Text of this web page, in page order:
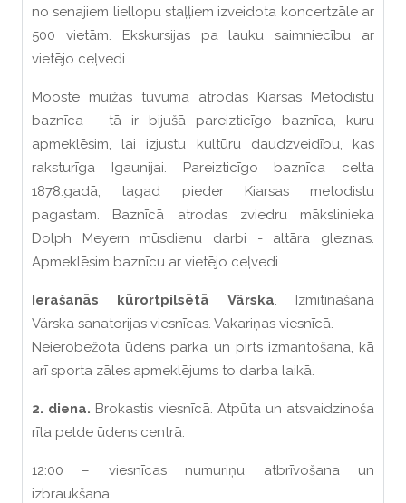
no senajiem liellopu staļļiem izveidota koncertzāle ar
500 vietām. Ekskursijas pa lauku saimniecību ar
vietējo ceļvedi.
Mooste muižas tuvumā atrodas Kiarsas Metodistu
baznīca - tā ir bijušā pareizticīgo baznīca, kuru
apmeklēsim, lai izjustu kultūru daudzveidību, kas
raksturīga Igaunijai. Pareizticīgo baznīca celta
1878.gadā, tagad pieder Kiarsas metodistu
pagastam. Baznīcā atrodas zviedru mākslinieka
Dolph Meyern mūsdienu darbi - altāra gleznas.
Apmeklēsim baznīcu ar vietējo ceļvedi.
Ierašanās kūrortpilsētā Värska. Izmitināšana
Värska sanatorijas viesnīcas. Vakariņas viesnīcā.
Neierobežota ūdens parka un pirts izmantošana, kā
arī sporta zāles apmeklējums to darba laikā.
2. diena. Brokastis viesnīcā. Atpūta un atsvaidzinoša
rīta pelde ūdens centrā.
12:00 – viesnīcas numuriņu atbrīvošana un
izbraukšana.